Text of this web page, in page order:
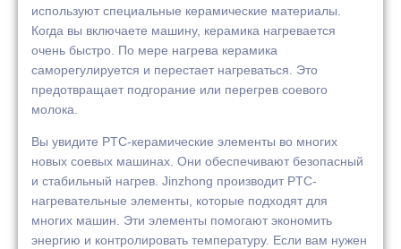
используют специальные керамические материалы.
Когда вы включаете машину, керамика нагревается
очень быстро. По мере нагрева керамика
саморегулируется и перестает нагреваться. Это
предотвращает подгорание или перегрев соевого
молока.
Вы увидите PTC-керамические элементы во многих
новых соевых машинах. Они обеспечивают безопасный
и стабильный нагрев. Jinzhong производит PTC-
нагревательные элементы, которые подходят для
многих машин. Эти элементы помогают экономить
энергию и контролировать температуру. Если вам нужен